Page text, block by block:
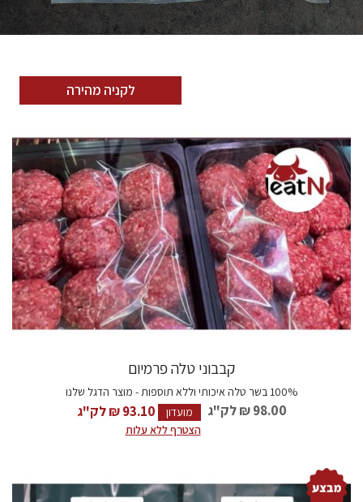
לקניה מהירה
קבבוני טלה פרמיום
100% בשר טלה איכותי וללא תוספות - מוצר הדגל שלנו
98.00 ₪ לק"ג מועדון 93.10 ₪ לק"ג
הצטרף ללא עלות